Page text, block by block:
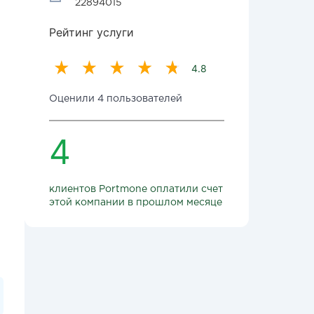
22894015
Рейтинг услуги
4.8
Оценили 4 пользователей
4
клиентов Portmone оплатили счет
этой компании в прошлом месяце